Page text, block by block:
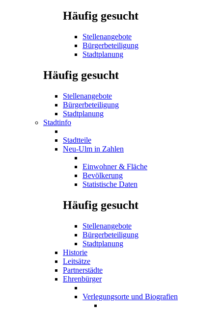
Häufig gesucht
Stellenangebote
Bürgerbeteiligung
Stadtplanung
Häufig gesucht
Stellenangebote
Bürgerbeteiligung
Stadtplanung
Stadtinfo
Stadtteile
Neu-Ulm in Zahlen
Einwohner & Fläche
Bevölkerung
Statistische Daten
Häufig gesucht
Stellenangebote
Bürgerbeteiligung
Stadtplanung
Historie
Leitsätze
Partnerstädte
Ehrenbürger
Verlegungsorte und Biografien